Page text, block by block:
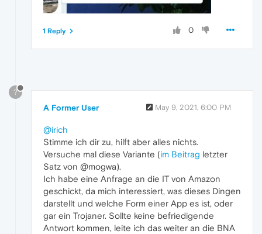
0
1 Reply
?
A Former User May 9, 2021, 6:00 PM
@irich
Stimme ich dir zu, hilft aber alles nichts.
Versuche mal diese Variante (im Beitrag letzter
Satz von @mogwa).
Ich habe eine Anfrage an die IT von Amazon
geschickt, da mich interessiert, was dieses Dingen
darstellt und welche Form einer App es ist, oder
gar ein Trojaner. Sollte keine befriedigende
Antwort kommen, leite ich das weiter an die BNA